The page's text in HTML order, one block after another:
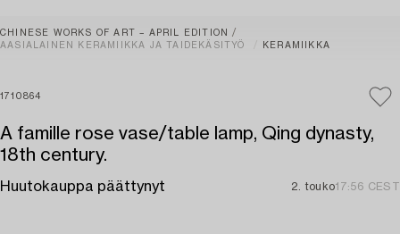
CHINESE WORKS OF ART – APRIL EDITION
AASIALAINEN KERAMIIKKA JA TAIDEKÄSITYÖ
KERAMIIKKA
1710864
A famille rose vase/table lamp, Qing dynasty,
18th century.
Huutokauppa päättynyt 2. touko17:56 CEST